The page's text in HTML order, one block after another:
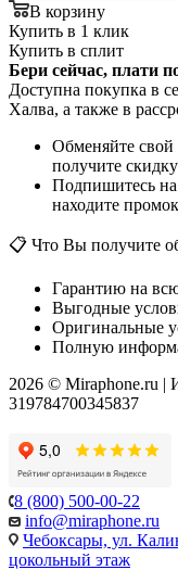
В корзину
Купить в 1 клик
Купить в сплит
Бери сейчас, плати
Доступна покупка в
Халва, а также в
Обменяйте
получите
Подпишитесь
находите
📋 Что Вы получите
Гарантию на
Выгодные
Оригинальные
Полную
2026 © Miraphone.ru
319784700345837
8 (800) 500-00-22
info@miraphone.ru
Чебоксары, ул.
цокольный этаж